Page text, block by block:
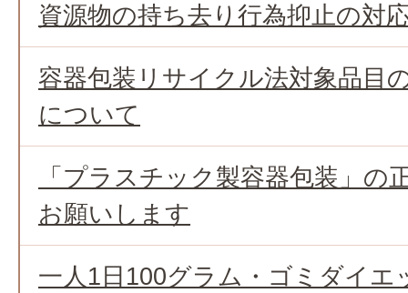
資源物の持ち去り行為抑止の対
容器包装リサイクル法対象品目
について
「プラスチック製容器包装」の
お願いします
一人1日100グラム・ゴミダイエ